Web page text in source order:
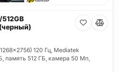
120 Гц, Mediatek
память 512 ГБ, камера 50 Мп,